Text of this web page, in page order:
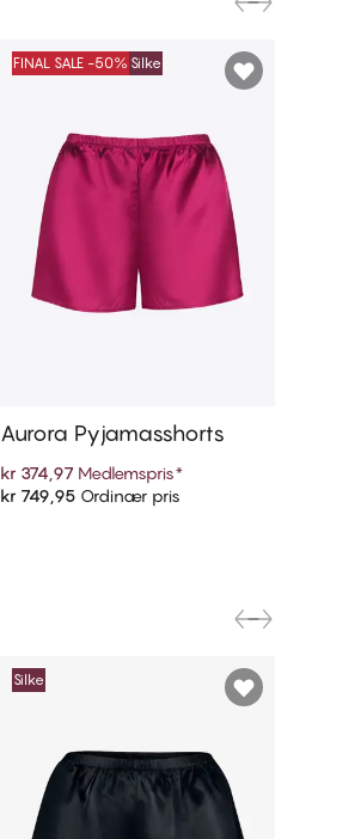
Legg i handlekurven
FINAL SALE -50% Silke
Aurora Pyjamasshorts
kr 374,97 Medlemspris*
kr 749,95Ordinær pris
Silke